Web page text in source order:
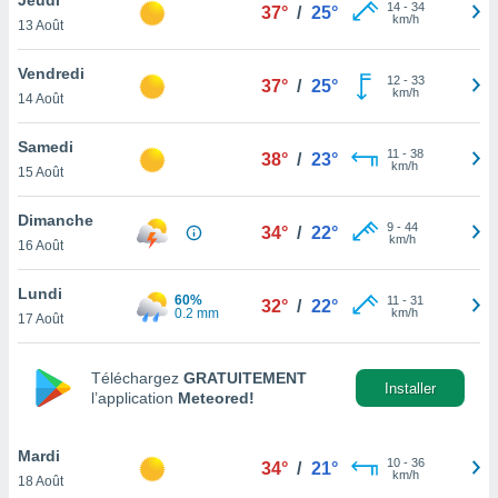
et
»,
au
vous
qu'ils
ou
le
ainsi
un
la
du
13 Août
37° / 25° 14- 34
km/h
Vendredi
14 Août
37° / 25° 12- 33
km/h
Samedi
15 Août
38° / 23° 11 - 38
km/h
Dimanche
16 Août
34° / 22° 9- 44
km/h
Lundi
17 Août
60%
0.2 mm
32° / 22° 11 - 31
km/h
Téléchargez GRATUITEMENT
l’application Meteored!
Installer
Mardi
18 Août
34° / 21° 10- 36
km/h